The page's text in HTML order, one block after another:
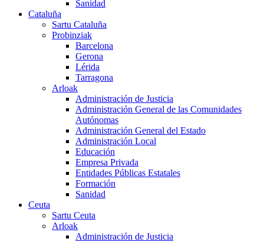
Sanidad
Cataluña
Sartu Cataluña
Probinziak
Barcelona
Gerona
Lérida
Tarragona
Arloak
Administración de Justicia
Administración General de las Comunidades
Autónomas
Administración General del Estado
Administración Local
Educación
Empresa Privada
Entidades Públicas Estatales
Formación
Sanidad
Ceuta
Sartu Ceuta
Arloak
Administración de Justicia